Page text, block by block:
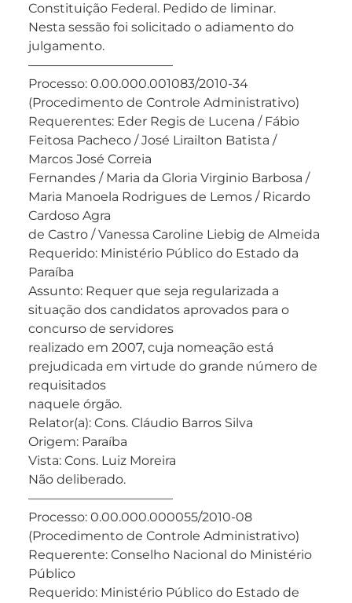
Constituição Federal. Pedido de liminar.
Nesta sessão foi solicitado o adiamento do
julgamento.
———————————–
Processo: 0.00.000.001083/2010-34
(Procedimento de Controle Administrativo)
Requerentes: Eder Regis de Lucena / Fábio
Feitosa Pacheco / José Lirailton Batista /
Marcos José Correia
Fernandes / Maria da Gloria Virginio Barbosa /
Maria Manoela Rodrigues de Lemos / Ricardo
Cardoso Agra
de Castro / Vanessa Caroline Liebig de Almeida
Requerido: Ministério Público do Estado da
Paraíba
Assunto: Requer que seja regularizada a
situação dos candidatos aprovados para o
concurso de servidores
realizado em 2007, cuja nomeação está
prejudicada em virtude do grande número de
requisitados
naquele órgão.
Relator(a): Cons. Cláudio Barros Silva
Origem: Paraíba
Vista: Cons. Luiz Moreira
Não deliberado.
———————————–
Processo: 0.00.000.000055/2010-08
(Procedimento de Controle Administrativo)
Requerente: Conselho Nacional do Ministério
Público
Requerido: Ministério Público do Estado de